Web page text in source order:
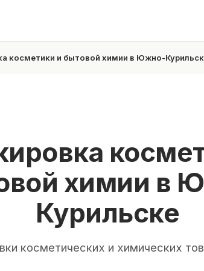
косметики и бытовой химии в Южно-
химии в
Курильске
косметических и химических